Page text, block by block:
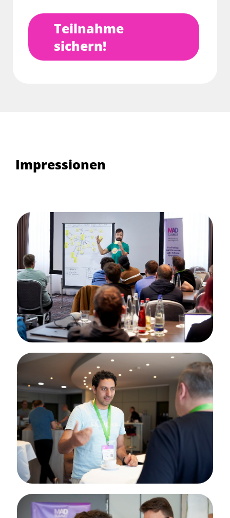
Teilnahme
sichern!
Impressionen